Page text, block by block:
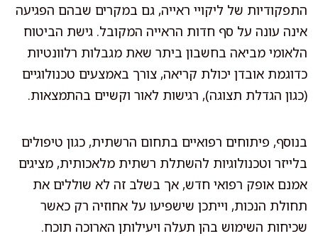
התפקודיות של ליקויי ראייה, גם במקרים שבהם הפגיעה
אינה עונה על סף חדות הראייה המקובל. גישת הביטוח
הלאומי מביאה בחשבון ביתר שאת מגבלות רלוונטיות
כדוגמת אובדן יכולת קריאה, צורך באמצעים טכנולוגיים
(כגון הגדלת תצוגה), רגישות לאור וקשיים בהתמצאות.
בנוסף, פיתוחים רפואיים בתחום הרשתית, כגון טיפולים
בלייזר וטכנולוגיות להשתלת רשתית מלאכותית, מציגים
אמנם אופק רפואי חדש, אך בשלב זה לא שוללים את
תחולת הנכות, וייתכן שישפיעו על אחוזיה רק כאשר
שכיחות השימוש בהן תעלה ויעילותן הארוכה תוכח.